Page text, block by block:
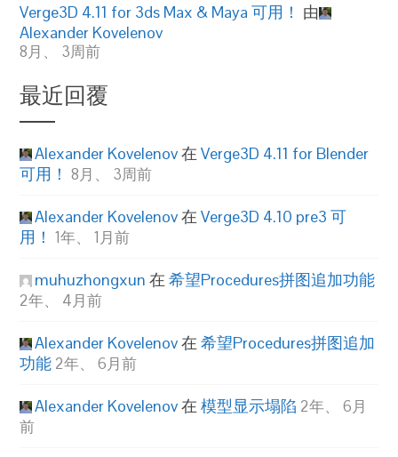
Verge3D 4.11 for 3ds Max & Maya 可用！ 由
Alexander Kovelenov
8月、 3周前
最近回覆
Alexander Kovelenov在Verge3D 4.11 for Blender
可用！ 8月、 3周前
Alexander Kovelenov在Verge3D 4.10 pre3 可
用！ 1年、 1月前
muhuzhongxun 在希望Procedures拼图追加功能
2年、 4月前
Alexander Kovelenov在希望Procedures拼图追加
功能 2年、 6月前
Alexander Kovelenov在模型显示塌陷 2年、 6月
前